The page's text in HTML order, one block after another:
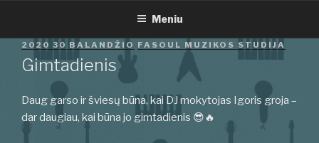
turinio
Meniu
PASKELBTA
2020 30 BALANDŽIO FASOUL MUZIKOS STUDIJA
Gimtadienis
Daug garso ir šviesų būna, kai DJ mokytojas Igoris groja –
dar daugiau, kai būna jo gimtadienis 😎🔥